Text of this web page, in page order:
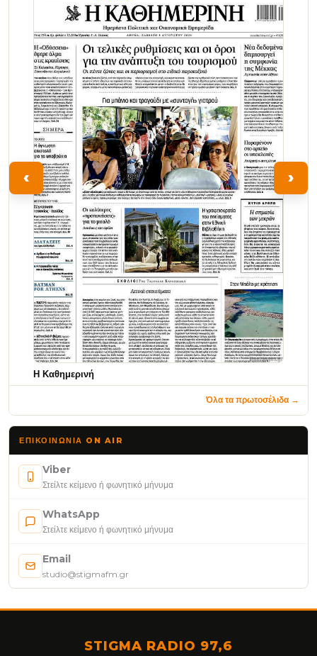
‹
Η Καθημερινή
›
Όλα τα πρωτοσέλιδα →
ΕΠΙΚΟΙΝΩΝΊΑ ON AIR
Viber
Στείλτε κείμενο ή φωνητικό μήνυμα
WhatsApp
Στείλτε κείμενο ή φωνητικό μήνυμα
Email
studio@stigmafm.gr
STIGMA RADIO 97,6